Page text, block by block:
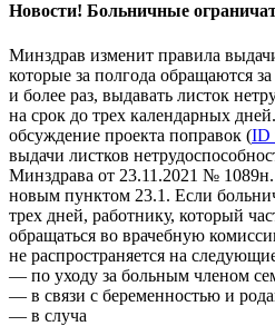
Новости! Больничные
Минздрав изменит правила
которые за полгода обращаются
и более раз, выдавать листок
на срок до трех календарных
обсуждение проекта поправок (ID
выдачи листков
Минздрава от 23.11.2021 №
новым пунктом 23.1. Если
трех дней, работнику, который
обращаться во врачебную
не распространяется на
— по уходу за больным членом
— в связи с беременностью и
— в случа